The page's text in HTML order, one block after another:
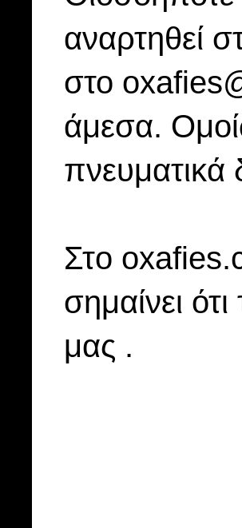
αναρτηθεί
στο
άμεσα.
πνευματικά
Στo
σημαίνει
μας .